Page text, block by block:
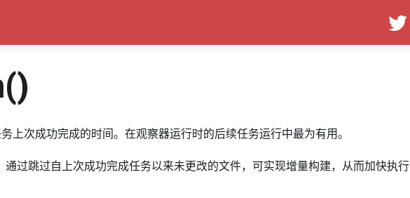
上次成功完成的时间。在观察器运行时的后续任务运行中最为有用。
通过跳过自上次成功完成任务以来未更改的文件，可实现增量构建，从而加快执行